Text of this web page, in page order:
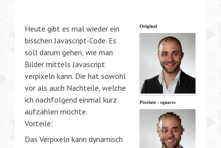
Heute gibt es mal wieder ein
bisschen Javascript-Code. Es
soll darum gehen, wie man
Bilder mittels Javascript
verpixeln kann. Die hat sowohl
vor als auch Nachteile, welche
ich nachfolgend einmal kurz
aufzählen möchte.
Vorteile:
Das Verpixeln kann dynamisch